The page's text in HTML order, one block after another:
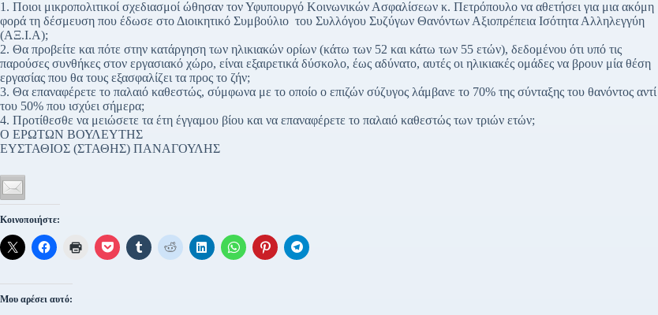
1. Ποιοι μικροπολιτικοί σχεδιασμοί ώθησαν τον Υφυπουργό Κοινωνικών Ασφαλίσεων κ. Πετρόπουλο να αθετήσει για μια ακόμη
φορά τη δέσμευση που έδωσε στο Διοικητικό Συμβούλιο του Συλλόγου Συζύγων Θανόντων Αξιοπρέπεια Ισότητα Αλληλεγγύη
(ΑΞ.Ι.Α);
2. Θα προβείτε και πότε στην κατάργηση των ηλικιακών ορίων (κάτω των 52 και κάτω των 55 ετών), δεδομένου ότι υπό τις
παρούσες συνθήκες στον εργασιακό χώρο, είναι εξαιρετικά δύσκολο, έως αδύνατο, αυτές οι ηλικιακές ομάδες να βρουν μία θέση
εργασίας που θα τους εξασφαλίζει τα προς το ζήν;
3. Θα επαναφέρετε το παλαιό καθεστώς, σύμφωνα με το οποίο ο επιζών σύζυγος λάμβανε το 70% της σύνταξης του θανόντος αντί
του 50% που ισχύει σήμερα;
4. Προτίθεσθε να μειώσετε τα έτη έγγαμου βίου και να επαναφέρετε το παλαιό καθεστώς των τριών ετών;
Ο ΕΡΩΤΩΝ ΒΟΥΛΕΥΤΗΣ
ΕΥΣΤΑΘΙΟΣ (ΣΤΑΘΗΣ) ΠΑΝΑΓΟΥΛΗΣ
Κοινοποιήστε:
Μου αρέσει αυτό: